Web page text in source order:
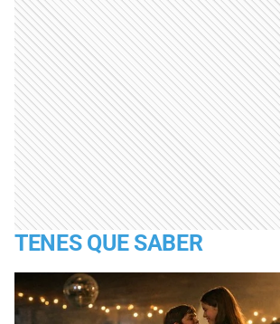
TENES QUE SABER